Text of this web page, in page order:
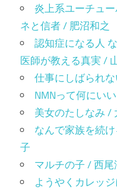
炎上系ユーチュ
ネと信者 / 肥沼和之
認知症になる人
医師が教える真実 /
仕事にしばられ
NMNって何にい
美女のたしなみ /
なんで家族を続
子
マルチの子 / 西尾
ようやくカレッ